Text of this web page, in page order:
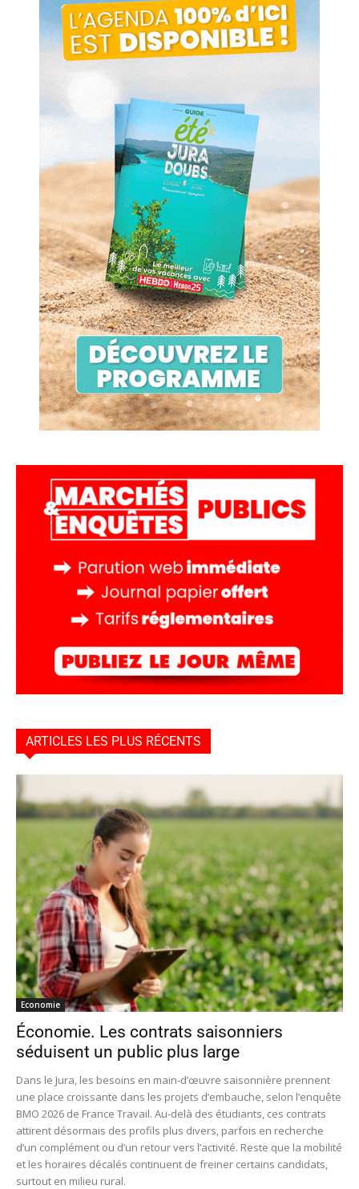
ARTICLES LES PLUS RÉCENTS
Economie
Économie. Les contrats saisonniers
séduisent un public plus large
Dans le Jura, les besoins en main-d’œuvre saisonnière prennent
une place croissante dans les projets d’embauche, selon l’enquête
BMO 2026 de France Travail. Au-delà des étudiants, ces contrats
attirent désormais des profils plus divers, parfois en recherche
d’un complément ou d’un retour vers l’activité. Reste que la mobilité
et les horaires décalés continuent de freiner certains candidats,
surtout en milieu rural.